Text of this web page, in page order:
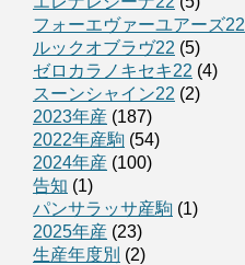
フォーエヴァーユアーズ22
ルックオブラヴ22 (5)
ゼロカラノキセキ22 (4)
スーンシャイン22 (2)
2023年産 (187)
2022年産駒 (54)
2024年産 (100)
告知 (1)
パンサラッサ産駒 (1)
2025年産 (23)
生産年度別 (2)